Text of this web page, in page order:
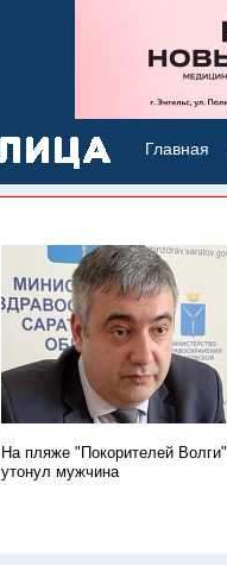
Главная
На пляже "Покорителей Волги"
утонул мужчина